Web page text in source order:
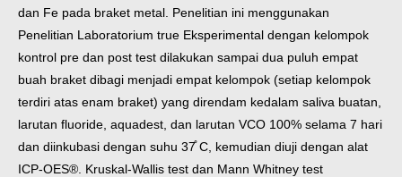
dan Fe pada braket metal. Penelitian ini menggunakan
Penelitian Laboratorium true Eksperimental dengan kelompok
kontrol pre dan post test dilakukan sampai dua puluh empat
buah braket dibagi menjadi empat kelompok (setiap kelompok
terdiri atas enam braket) yang direndam kedalam saliva buatan,
larutan fluoride, aquadest, dan larutan VCO 100% selama 7 hari
dan diinkubasi dengan suhu 37̊ C, kemudian diuji dengan alat
ICP-OES®. Kruskal-Wallis test dan Mann Whitney test